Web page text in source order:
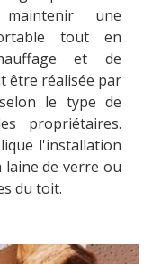
une
tout en
et de
être réalisée par
le type de
propriétaires.
l'installation
de verre ou
du toit.